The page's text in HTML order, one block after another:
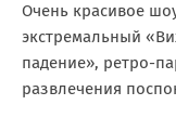
Очень красивое
экстремальный
падение», ретро-
развлечения